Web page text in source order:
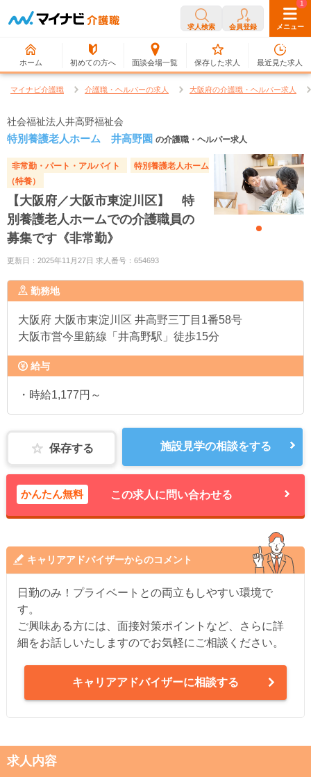
求人検索 会員登録 メニュー
ホーム 初めての方へ 面談会場一覧
0
保存した求人
1
最近見た求人
マイナビ介護職 介護職・ヘルパーの求人 大阪府の介護職・ヘルパー求人
社会福祉法人井高野福祉会
特別養護老人ホーム 井高野園 の介護職・ヘルパー求人
非常勤・パート・アルバイト
特別養護老人ホーム
（特養）
【大阪府／大阪市東淀川区】 特
別養護老人ホームでの介護職員の
募集です《非常勤》
更新日：2025年11月27日 求人番号：654693
勤務地
大阪府 大阪市東淀川区 井高野三丁目1番58号
大阪市営今里筋線「井高野駅」徒歩15分
給与
・時給1,177円～
保存する 施設見学の相談をする
かんたん無料 この求人に問い合わせる
キャリアアドバイザーからのコメント
日勤のみ！プライベートとの両立もしやすい環境で
す。
ご興味ある方には、面接対策ポイントなど、さらに詳
細をお話しいたしますのでお気軽にご相談ください。
キャリアアドバイザーに相談する
求人内容